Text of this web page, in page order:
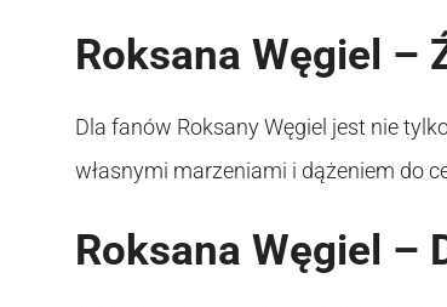
Roksana Węgiel –
Dla fanów Roksany Węgiel jest nie
własnymi marzeniami i dążeniem do
Roksana Węgiel –